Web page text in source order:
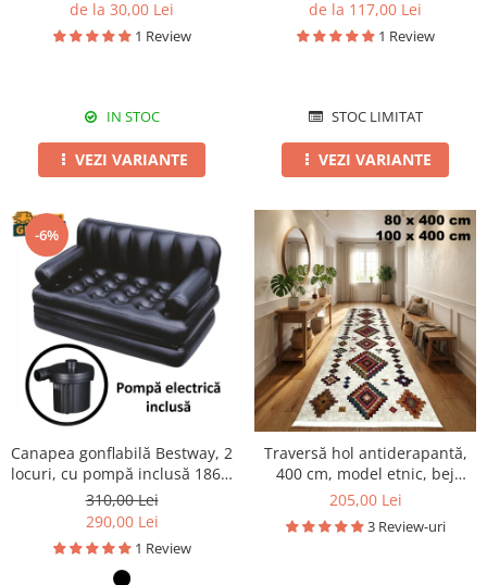
de la 30,00 Lei
1 Review
IN STOC
VEZI VARIANTE
de la 117,00 Lei
1 Review
STOC LIMITAT
VEZI VARIANTE
-6%
Canapea gonflabilă Bestway, 2
locuri, cu pompă inclusă 186 x
145 x 64 cm
310,00 Lei
290,00 Lei
1 Review
Traversă hol antiderapantă,
400 cm, model etnic, bej
multicolor
205,00 Lei
3 Review-uri